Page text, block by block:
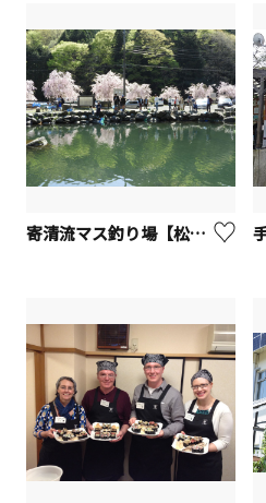
寄清流マス釣り場【松田町】